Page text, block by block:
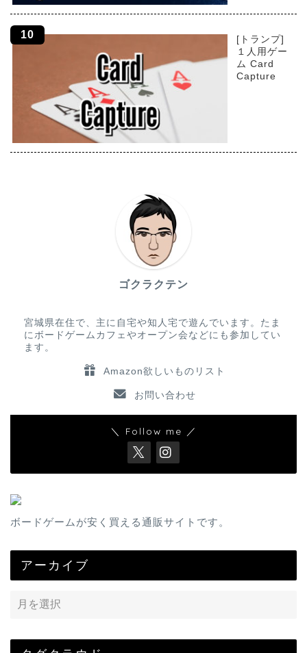
[トランプ]
１人用ゲー
ム Card
Capture
ゴクラクテン
宮城県在住で、主に自宅や知人宅で遊んでいます。たま
にボードゲームカフェやオープン会などにも参加してい
ます。
Amazon欲しいものリスト
お問い合わせ
＼ Follow me ／
ボードゲームが安く買える通販サイトです。
アーカイブ